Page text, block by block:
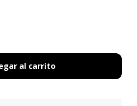
al carrito